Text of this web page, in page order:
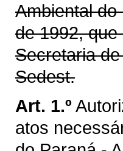
Ambiental do
de 1992,
Secretaria
Sedest.
Art. 1.º
atos